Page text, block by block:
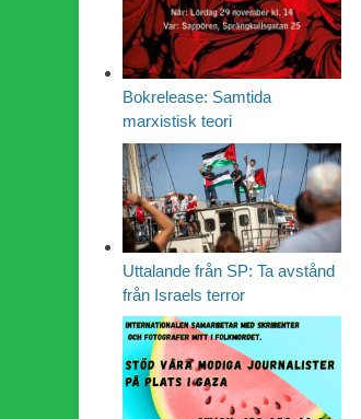
Bokrelease: Samtida
marxistisk teori
Uttalande från SP: Ta avstånd
från Israels terror